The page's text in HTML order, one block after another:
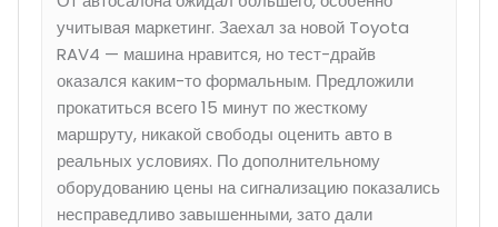
учитывая маркетинг. Заехал за новой Toyota
RAV4 — машина нравится, но тест-драйв
оказался каким-то формальным. Предложили
прокатиться всего 15 минут по жесткому
маршруту, никакой свободы оценить авто в
реальных условиях. По дополнительному
оборудованию цены на сигнализацию показались
несправедливо завышенными, зато дали